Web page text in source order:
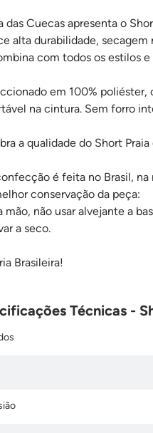
das Cuecas apresenta o
alta durabilidade, secagem
com todos os estilos e
em 100% poliéster,
na cintura. Sem forro
a qualidade do Short Praia
é feita no Brasil, na
conservação da peça:
mão, não usar alvejante a
a seco.
Brasileira!
Técnicas -